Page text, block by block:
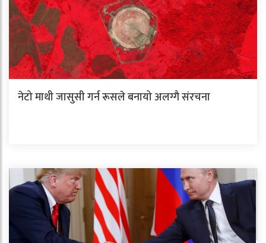
नेटो माथी जासुसी गर्न रूसले बनायो अलग्गै संरचना